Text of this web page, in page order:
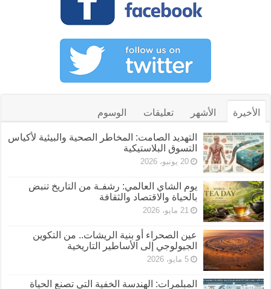
الأخيرة الأشهر تعليقات الوسوم
التهديد الصامت: المخاطر الصحية والبيئية لأكياس
التسوق البلاستيكية
20 يونيو، 2026
يوم الشاي العالمي: رشفـة من التاريخ تنبض
بالحياة والاقتصاد والثقافة
21 مايو، 2026
عين الصحراء أو بنية الريشات.. من التكوين
الجيولوجي إلى الأساطير التاريخية
5 مايو، 2026
المبلمرات: الهندسة الخفية التي تصنع الحياة